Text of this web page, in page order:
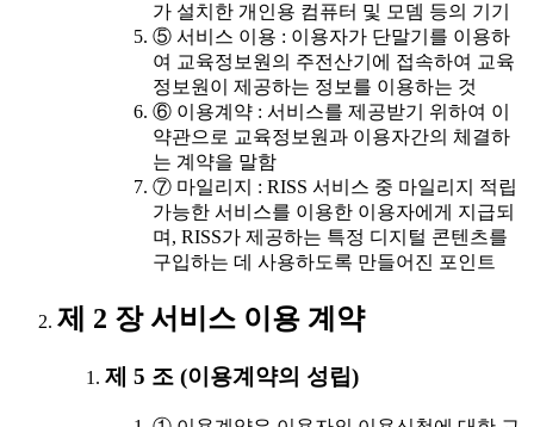
가 설치한 개인용 컴퓨터 및 모뎀 등의 기기
⑤ 서비스 이용 : 이용자가 단말기를 이용하
여 교육정보원의 주전산기에 접속하여 교육
정보원이 제공하는 정보를 이용하는 것
⑥ 이용계약 : 서비스를 제공받기 위하여 이
약관으로 교육정보원과 이용자간의 체결하
는 계약을 말함
⑦ 마일리지 : RISS 서비스 중 마일리지 적립
가능한 서비스를 이용한 이용자에게 지급되
며, RISS가 제공하는 특정 디지털 콘텐츠를
구입하는 데 사용하도록 만들어진 포인트
제 2 장 서비스 이용 계약
제 5 조 (이용계약의 성립)